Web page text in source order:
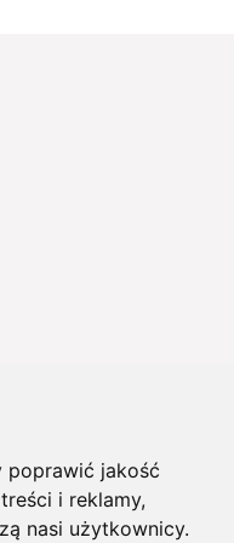
poprawić jakość
i reklamy,
nasi użytkownicy.